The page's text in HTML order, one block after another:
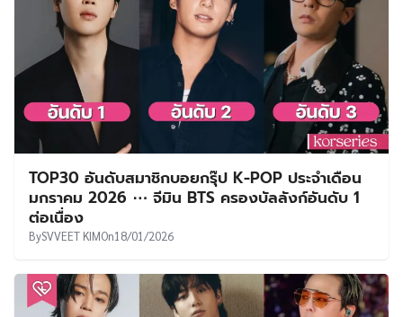
TOP30 อันดับสมาชิกบอยกรุ๊ป K-POP ประจำเดือน
มกราคม 2026 ⋯ จีมิน BTS ครองบัลลังก์อันดับ 1
ต่อเนื่อง
BySVVEET KIMOn18/01/2026